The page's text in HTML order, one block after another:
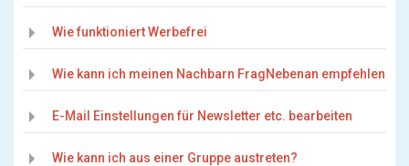
Wie funktioniert Werbefrei
Wie kann ich meinen Nachbarn FragNebenan empfehlen
E-Mail Einstellungen für Newsletter etc. bearbeiten
Wie kann ich aus einer Gruppe austreten?